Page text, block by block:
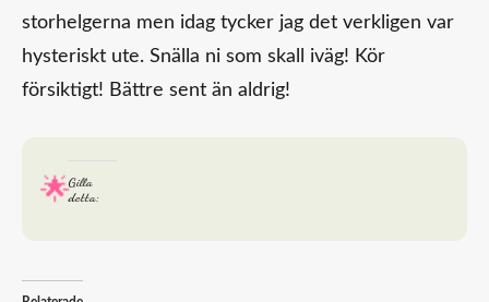
storhelgerna men idag tycker jag det verkligen var
hysteriskt ute. Snälla ni som skall iväg! Kör
försiktigt! Bättre sent än aldrig!
Gilla
detta: